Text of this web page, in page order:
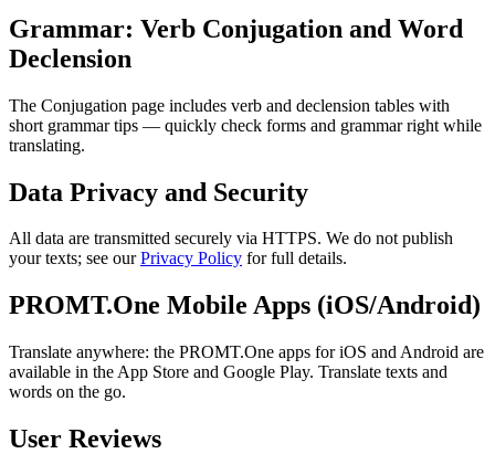
Grammar: Verb Conjugation and Word
Declension
The Conjugation page includes verb and declension tables with
short grammar tips — quickly check forms and grammar right while
translating.
Data Privacy and Security
All data are transmitted securely via HTTPS. We do not publish
your texts; see ourPrivacy Policy for full details.
PROMT.One Mobile Apps (iOS/Android)
Translate anywhere: the PROMT.One apps for iOS and Android are
available in the App Store and Google Play. Translate texts and
words on the go.
User Reviews